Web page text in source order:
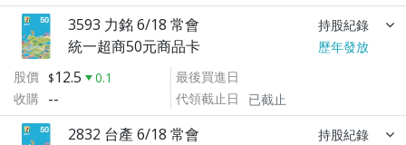
3593 力銘 6/18 常會 持股紀錄
統一超商50元商品卡
歷年發放
股價
12.5
0.1
收購 --
最後買進日
代領截止日
已截止
2832 台產 6/18 常會 持股紀錄